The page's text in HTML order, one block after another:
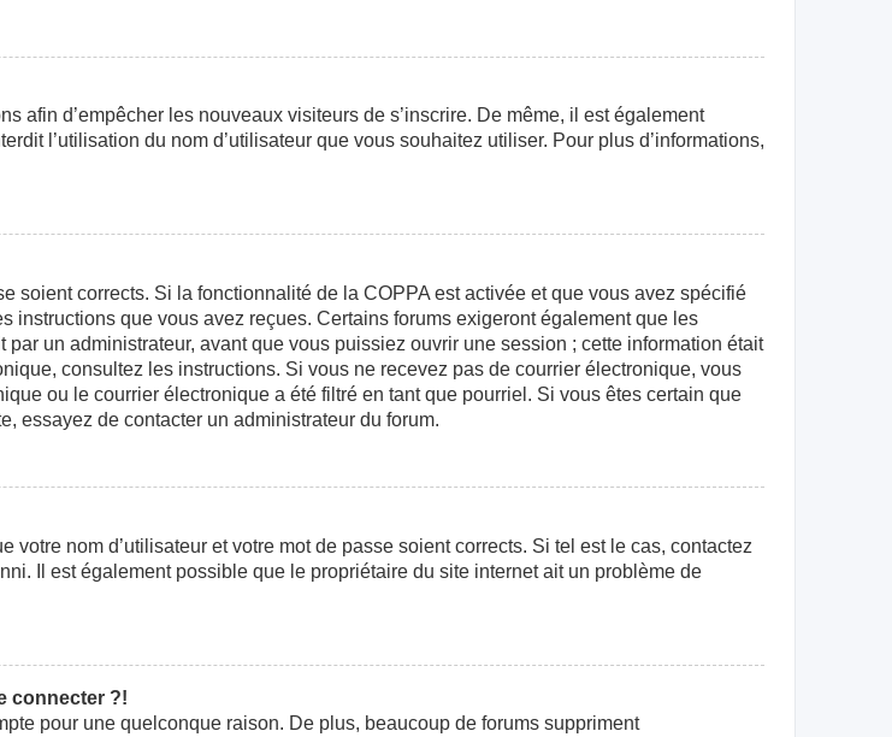
afin d’empêcher les nouveaux visiteurs de s’inscrire. De même, il est également
l’utilisation du nom d’utilisateur que vous souhaitez utiliser. Pour plus d’informations,
soient corrects. Si la fonctionnalité de la COPPA est activée et que vous avez spécifié
instructions que vous avez reçues. Certains forums exigeront également que les
un administrateur, avant que vous puissiez ouvrir une session ; cette information était
consultez les instructions. Si vous ne recevez pas de courrier électronique, vous
ou le courrier électronique a été filtré en tant que pourriel. Si vous êtes certain que
essayez de contacter un administrateur du forum.
nom d’utilisateur et votre mot de passe soient corrects. Si tel est le cas, contactez
Il est également possible que le propriétaire du site internet ait un problème de
connecter ?!
pour une quelconque raison. De plus, beaucoup de forums suppriment